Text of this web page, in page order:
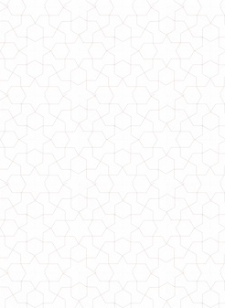
з принтом «Вишеньки»